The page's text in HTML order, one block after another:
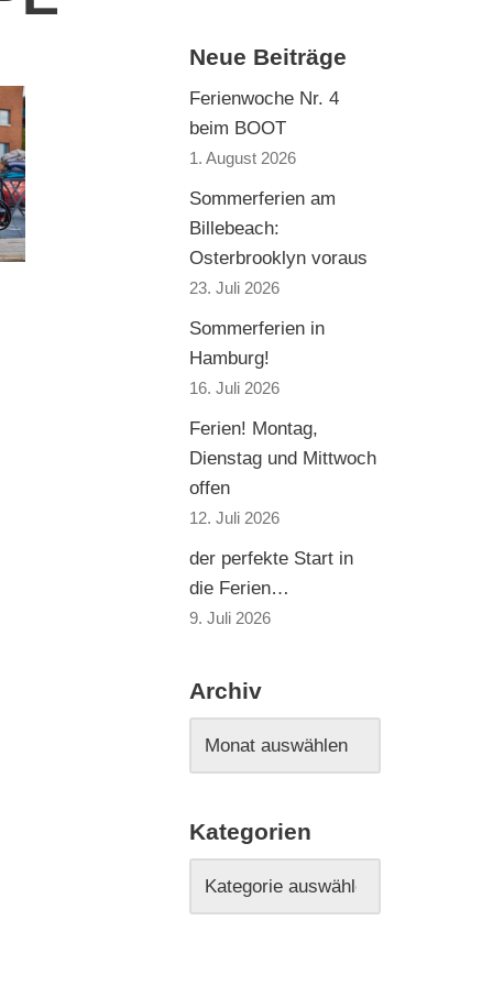
Neue Beiträge
Ferienwoche Nr. 4
beim BOOT
1. August 2026
Sommerferien am
Billebeach:
Osterbrooklyn voraus
23. Juli 2026
Sommerferien in
Hamburg!
16. Juli 2026
Ferien! Montag,
Dienstag und Mittwoch
offen
12. Juli 2026
der perfekte Start in
die Ferien…
9. Juli 2026
Archiv
Kategorien